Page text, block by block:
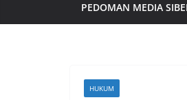
PEDOMAN MEDIA
HUKUM